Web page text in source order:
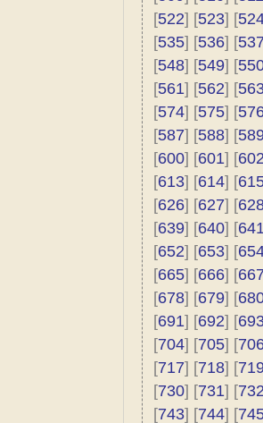
[522] [523] [
[535] [536] [
[548] [549] [
[561] [562] [
[574] [575] [
[587] [588] [
[600] [601] [
[613] [614] [
[626] [627] [
[639] [640] [
[652] [653] [
[665] [666] [
[678] [679] [
[691] [692] [
[704] [705] [
[717] [718] [
[730] [731] [
[743] [744] [